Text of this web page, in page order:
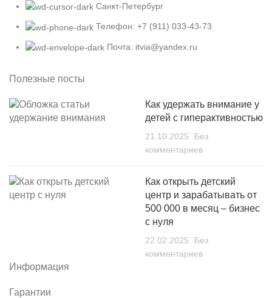
Санкт-Петербург
Телефон: +7 (911) 033-43-73
Почта: itvia@yandex.ru
Полезные посты
Как удержать внимание у
детей с гиперактивностью
21.10.2025
Без
комментариев
Как открыть детский
центр и зарабатывать от
500 000 в месяц – бизнес
с нуля
22.02.2025
Без
комментариев
Информация
Гарантии